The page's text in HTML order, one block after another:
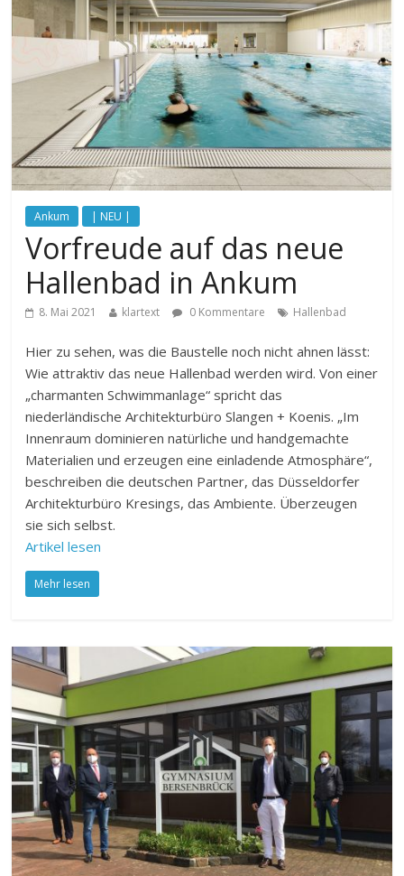
Ankum | NEU |
Vorfreude auf das neue
Hallenbad in Ankum
8. Mai 2021 klartext 0 Kommentare Hallenbad
Hier zu sehen, was die Baustelle noch nicht ahnen lässt:
Wie attraktiv das neue Hallenbad werden wird. Von einer
„charmanten Schwimmanlage“ spricht das
niederländische Architekturbüro Slangen + Koenis. „Im
Innenraum dominieren natürliche und handgemachte
Materialien und erzeugen eine einladende Atmosphäre“,
beschreiben die deutschen Partner, das Düsseldorfer
Architekturbüro Kresings, das Ambiente. Überzeugen
sie sich selbst.
Artikel lesen
Mehr lesen